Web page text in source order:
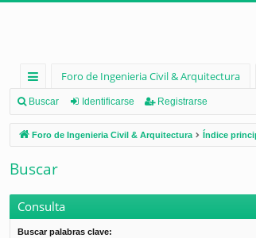
nl
ac
es
rá
pi
d
Foro de Ingenieria Civil & Arquitectura
Buscar Identificarse Registrarse
Foro de Ingenieria Civil & Arquitectura Índice
Buscar
Consulta
Buscar palabras clave: